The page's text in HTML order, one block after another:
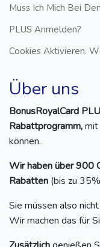
Muss Ich Mich Bei
PLUS Anmelden?
Cookies Aktivieren.
Über uns
BonusRoyalCard
Rabattprogramm,mit
können.
Wir haben über 900
Rabatten (bis zu
Sie müssen also
Wir machen das für